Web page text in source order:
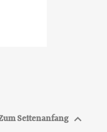
Seitenanfang 